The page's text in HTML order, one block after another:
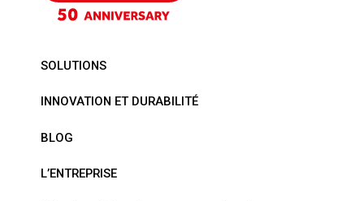
SOLUTIONS
INNOVATION ET DURABILITÉ
BLOG
L’ENTREPRISE